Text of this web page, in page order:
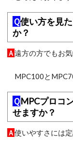
Ｑ使い方を見
か？
Ａ遠方の方でもお
MPC100と
ＱMPCプロコ
せますか？
Ａ使いやすさには